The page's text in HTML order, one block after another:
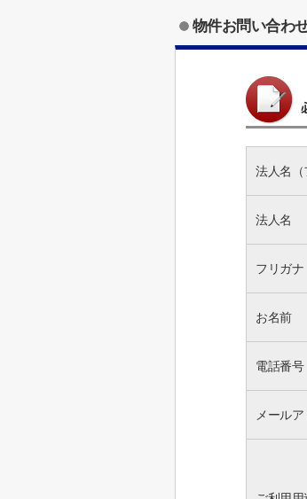
物件お問い合わ
法人名（
法人名
フリガナ
お名前
電話番号
メール